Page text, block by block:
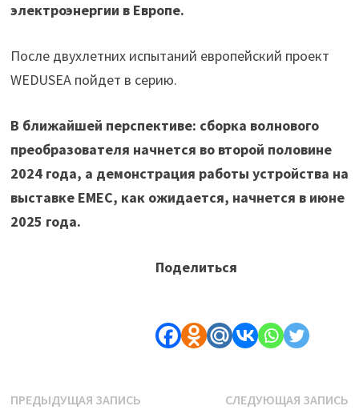
электроэнергии в Европе.
После двухлетних испытаний европейский проект
WEDUSEA пойдет в серию.
В ближайшей перспективе: сборка волнового
преобразователя начнется во второй половине
2024 года, а демонстрация работы устройства на
выставке EMEC, как ожидается, начнется в июне
2025 года.
Поделиться
Навигация
ПРЕДЫДУЩАЯ ЗАПИСЬПредыдущая
СЛЕДУЮЩАЯ ЗАПИСЬ